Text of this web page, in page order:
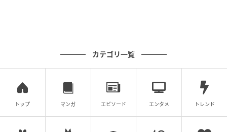
よしかわ：私が今季で一番感動したプレストパウダー
カテゴリ一覧
トップ マンガ エピソード エンタメ トレンド